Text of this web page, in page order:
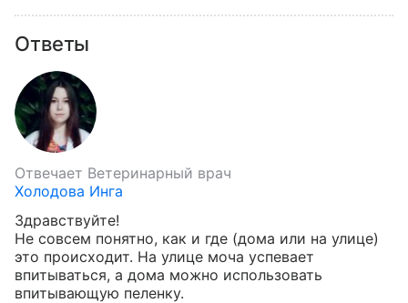
Ответы
Отвечает Ветеринарный врач
Холодова Инга
Здравствуйте!
Не совсем понятно, как и где (дома или на улице)
это происходит. На улице моча успевает
впитываться, а дома можно использовать
впитывающую пеленку.